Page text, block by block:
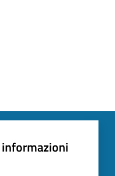
informazioni